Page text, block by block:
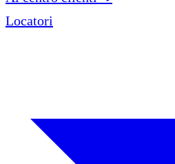
Locatori